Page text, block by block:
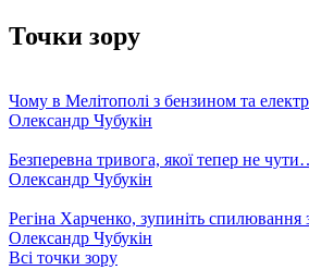
Точки зору
Чому в Мелітополі з бензином та
Олександр Чубукін
Безперевна тривога, якої тепер не
Олександр Чубукін
Регіна Харченко, зупиніть спилювання
Олександр Чубукін
Всі точки зору